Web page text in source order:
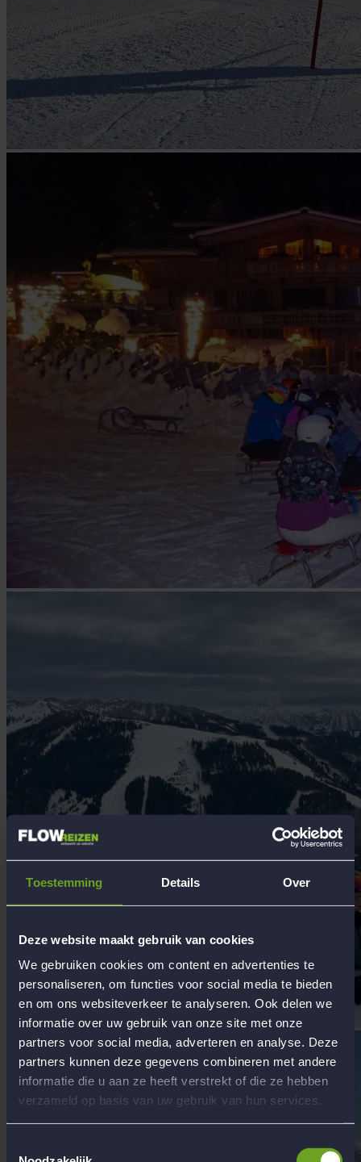
Toestemming Details Over
Deze website maakt gebruik van cookies
We gebruiken cookies om content en advertenties te
personaliseren, om functies voor social media te bieden
en om ons websiteverkeer te analyseren. Ook delen we
informatie over uw gebruik van onze site met onze
partners voor social media, adverteren en analyse. Deze
partners kunnen deze gegevens combineren met andere
informatie die u aan ze heeft verstrekt of die ze hebben
verzameld op basis van uw gebruik van hun services.